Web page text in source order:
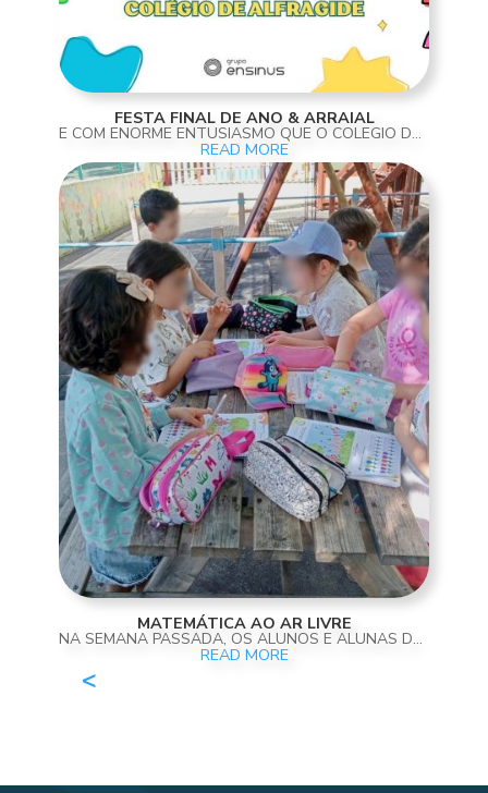
FESTA FINAL DE ANO & ARRAIAL
É COM ENORME ENTUSIASMO QUE O COLÉGIO DE ALFRAGIDE CONVIDA TODA A SUA COMUNIDADE EDUCATIVA PARA A FESTA DE FINAL DE ANO & ARRAIAL, QUE TERÁ LUGAR NO PRÓXIMO DIA 27 DE JUNHO, A PARTIR DAS 16H00, NAS INSTALAÇÕES DO COLÉGIO. ESTE SERÁ UM MOMENTO DE CELEBRAÇÃO...
READ MORE
MATEMÁTICA AO AR LIVRE
NA SEMANA PASSADA, OS ALUNOS E ALUNAS DA SALA DOS 5 ANOS PARTICIPARAM NUMA ATIVIDADE PEDAGÓGICA AO AR LIVRE, DEDICADA À EXPLORAÇÃO DE NOÇÕES MATEMÁTICAS DE FORMA PRÁTICA E DIVERTIDA! NUM AMBIENTE NATURAL E DESCONTRAÍDO, AS CRIANÇAS TIVERAM OPORTUNIDADE DE...
READ MORE